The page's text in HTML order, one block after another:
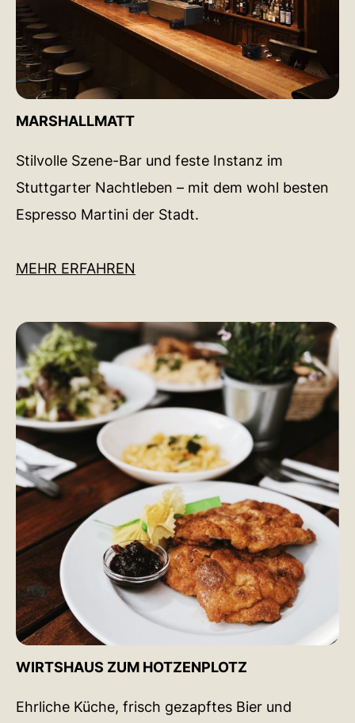
MARSHALLMATT
Stilvolle Szene-Bar und feste Instanz im
Stuttgarter Nachtleben – mit dem wohl besten
Espresso Martini der Stadt.
MEHR ERFAHREN
WIRTSHAUS ZUM HOTZENPLOTZ
Ehrliche Küche, frisch gezapftes Bier und